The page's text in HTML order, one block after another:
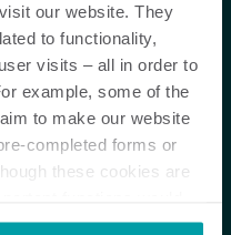
our website. They
to functionality,
visits – all in order to
example, some of the
to make our website
completed forms or
these cookies are